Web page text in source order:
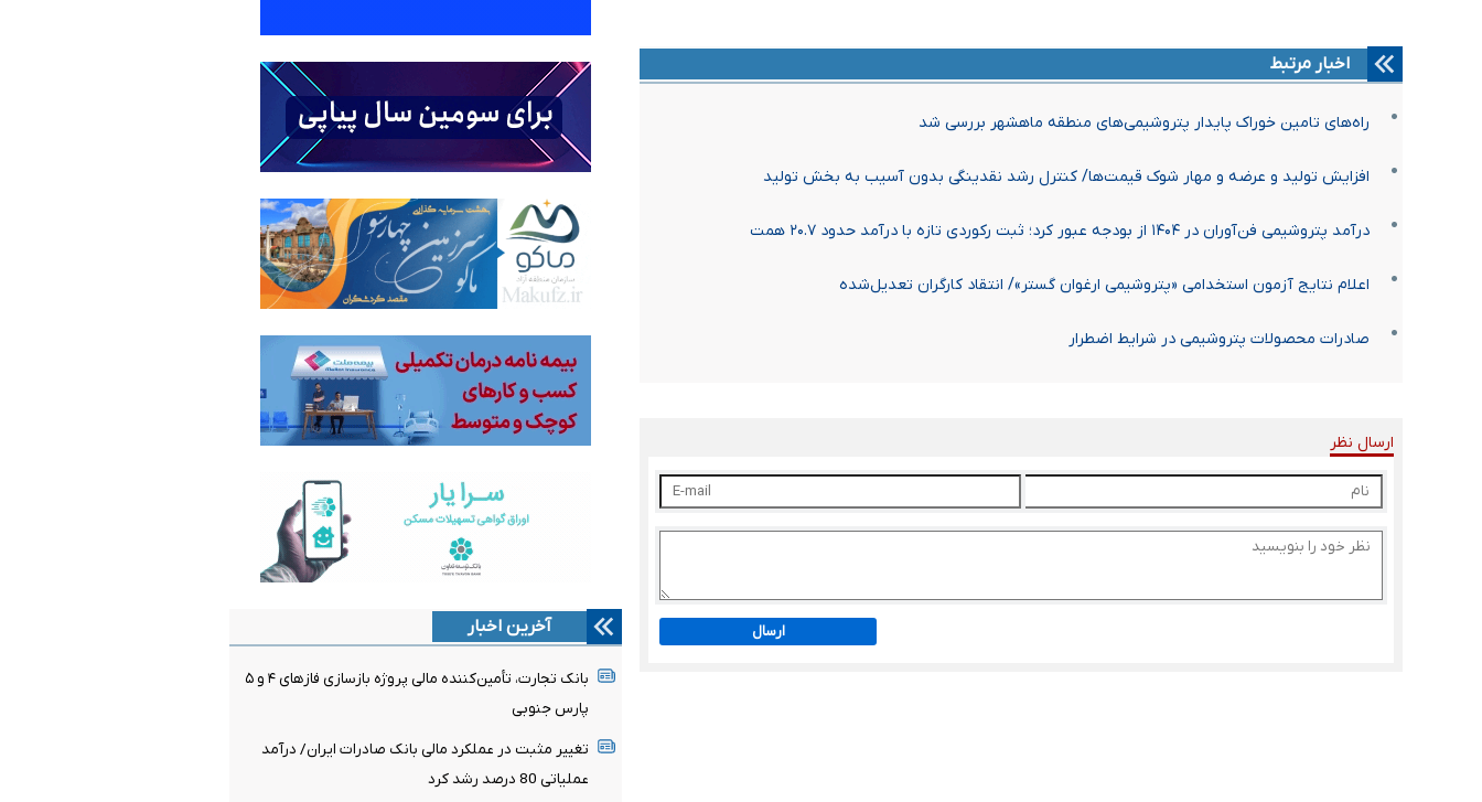
اخبار مرتبط
راه‌های تامین خوراک پایدار پتروشیمی‌های منطقه ماهشهر بررسی شد
افزایش تولید و عرضه و مهار شوک قیمت‌ها/ کنترل رشد نقدینگی بدون آسیب به بخش تولید
درآمد پتروشیمی فن‌آوران در ۱۴۰۴ از بودجه عبور کرد؛ ثبت رکوردی تازه با درآمد حدود ۲۰.۷ همت
اعلام نتایج آزمون استخدامی «پتروشیمی ارغوان گستر»/ انتقاد کارگران تعدیل‌شده
صادرات محصولات پتروشیمی در شرایط اضطرار
ارسال نظر
ارسال آخرین اخبار
بانک تجارت، تأمین‌کننده مالی پروژه بازسازی فازهای ۴ و ۵
پارس جنوبی
تغییر مثبت در عملکرد مالی بانک صادرات ایران/ درآمد
عملیاتی 80 درصد رشد کرد